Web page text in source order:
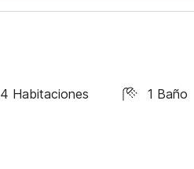
4 Habitaciones 1 Baño